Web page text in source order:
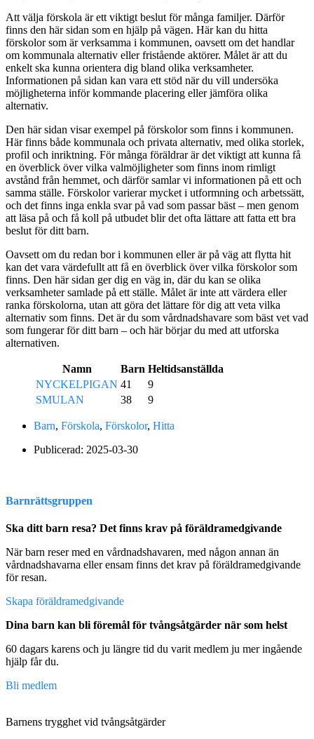
Att välja förskola är ett viktigt beslut för många familjer. Därför
finns den här sidan som en hjälp på vägen. Här kan du hitta
förskolor som är verksamma i kommunen, oavsett om det handlar
om kommunala alternativ eller fristående aktörer. Målet är att du
enkelt ska kunna orientera dig bland olika verksamheter.
Informationen på sidan kan vara ett stöd när du vill undersöka
möjligheterna inför kommande placering eller jämföra olika
alternativ.
Den här sidan visar exempel på förskolor som finns i kommunen.
Här finns både kommunala och privata alternativ, med olika storlek,
profil och inriktning. För många föräldrar är det viktigt att kunna få
en överblick över vilka valmöjligheter som finns inom rimligt
avstånd från hemmet, och därför samlar vi informationen på ett och
samma ställe. Förskolor varierar mycket i utformning och arbetssätt,
och det finns inga enkla svar på vad som passar bäst – men genom
att läsa på och få koll på utbudet blir det ofta lättare att fatta ett bra
beslut för ditt barn.
Oavsett om du redan bor i kommunen eller är på väg att flytta hit
kan det vara värdefullt att få en överblick över vilka förskolor som
finns. Den här sidan ger dig en väg in, där du kan se olika
verksamheter samlade på ett ställe. Målet är inte att värdera eller
ranka förskolorna, utan att göra det lättare för dig att veta vilka
alternativ som finns. Det är du som vårdnadshavare som bäst vet vad
som fungerar för ditt barn – och här börjar du med att utforska
alternativen.
Namn Barn Heltidsanställda
NYCKELPIGAN 41
9
SMULAN
38 9
Barn, Förskola, Förskolor, Hitta
Publicerad: 2025-03-30
Barnrättsgruppen
Ska ditt barn resa? Det finns krav på föräldramedgivande
När barn reser med en vårdnadshavaren, med någon annan än
vårdnadshavarna eller ensam finns det krav på föräldramedgivande
för resan.
Skapa föräldramedgivande
Dina barn kan bli föremål för tvångsåtgärder när som helst
60 dagars karens och ju längre tid du varit medlem ju mer ingående
hjälp får du.
Bli medlem
Barnens trygghet vid tvångsåtgärder